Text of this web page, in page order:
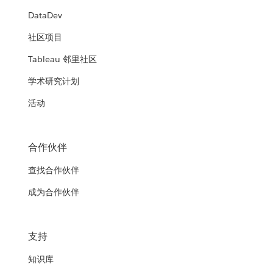
DataDev
社区项目
Tableau 邻里社区
学术研究计划
活动
合作伙伴
查找合作伙伴
成为合作伙伴
支持
知识库